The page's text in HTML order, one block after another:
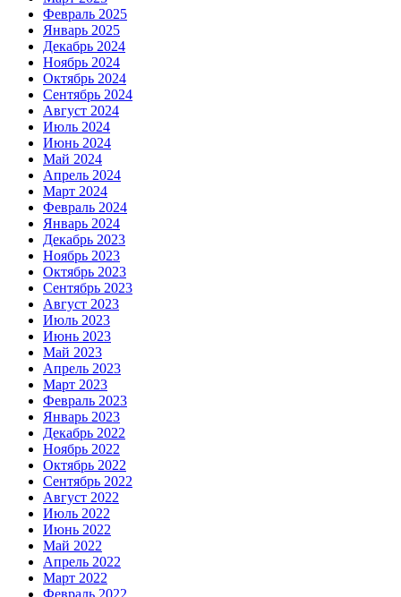
Февраль 2025
Январь 2025
Декабрь 2024
Ноябрь 2024
Октябрь 2024
Сентябрь 2024
Август 2024
Июль 2024
Июнь 2024
Май 2024
Апрель 2024
Март 2024
Февраль 2024
Январь 2024
Декабрь 2023
Ноябрь 2023
Октябрь 2023
Сентябрь 2023
Август 2023
Июль 2023
Июнь 2023
Май 2023
Апрель 2023
Март 2023
Февраль 2023
Январь 2023
Декабрь 2022
Ноябрь 2022
Октябрь 2022
Сентябрь 2022
Август 2022
Июль 2022
Июнь 2022
Май 2022
Апрель 2022
Март 2022
Февраль 2022